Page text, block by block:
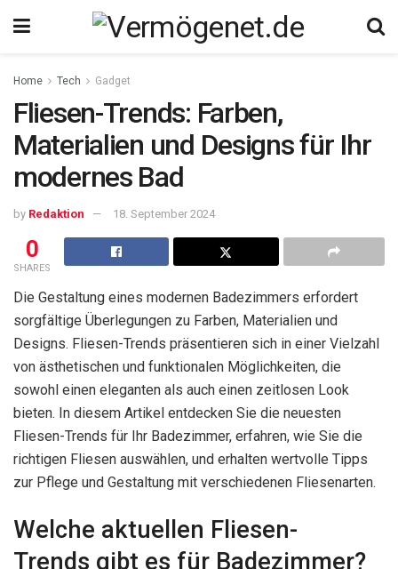
Home Tech Gadget
Fliesen-Trends: Farben,
Materialien und Designs für Ihr
modernes Bad
by Redaktion 18. September 2024
0
SHARES
Die Gestaltung eines modernen Badezimmers erfordert
sorgfältige Überlegungen zu Farben, Materialien und
Designs. Fliesen-Trends präsentieren sich in einer Vielzahl
von ästhetischen und funktionalen Möglichkeiten, die
sowohl einen eleganten als auch einen zeitlosen Look
bieten. In diesem Artikel entdecken Sie die neuesten
Fliesen-Trends für Ihr Badezimmer, erfahren, wie Sie die
richtigen Fliesen auswählen, und erhalten wertvolle Tipps
zur Pflege und Gestaltung mit verschiedenen Fliesenarten.
Welche aktuellen Fliesen-
Trends gibt es für Badezimmer?